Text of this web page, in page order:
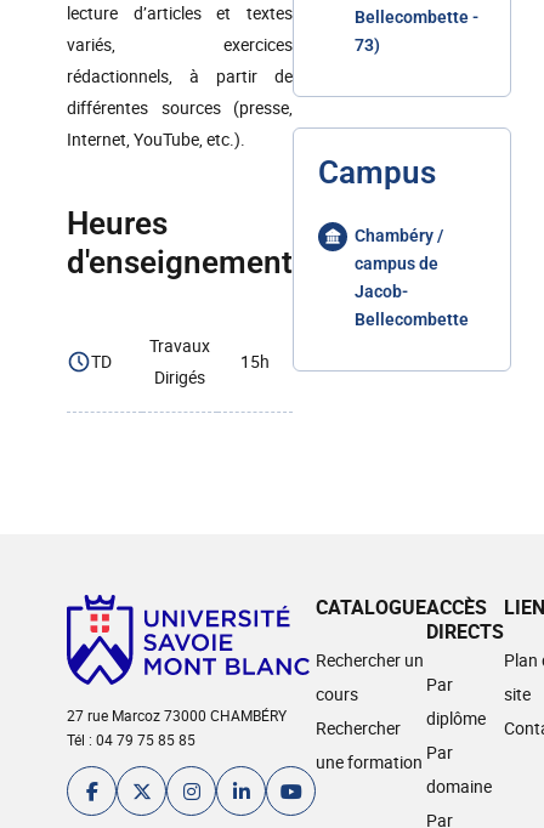
lecture d’articles et textes
variés, exercices
rédactionnels, à partir de
différentes sources (presse,
Internet, YouTube, etc.).
Heures
d'enseignement
TD
Travaux
Dirigés
15h
Bellecombette -
73)
Campus
Chambéry /
campus de
Jacob-
Bellecombette
27 rue Marcoz 73000 CHAMBÉRY
Tél : 04 79 75 85 85
CATALOGUE
Rechercher un
cours
Rechercher
une formation
ACCÈS
DIRECTS
Par
diplôme
Par
domaine
Par
Plan
site